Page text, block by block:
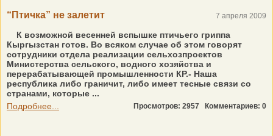
“Птичка” не залетит 7 апреля 2009
К возможной весенней вспышке птичьего гриппа
Кыргызстан готов. Во всяком случае об этом говорят
сотрудники отдела реализации сельхозпроектов
Министерства сельского, водного хозяйства и
перерабатывающей промышленности КР.- Наша
республика либо граничит, либо имеет тесные связи со
странами, которые ...
Подробнее...
Просмотров: 2957 Комментариев: 0